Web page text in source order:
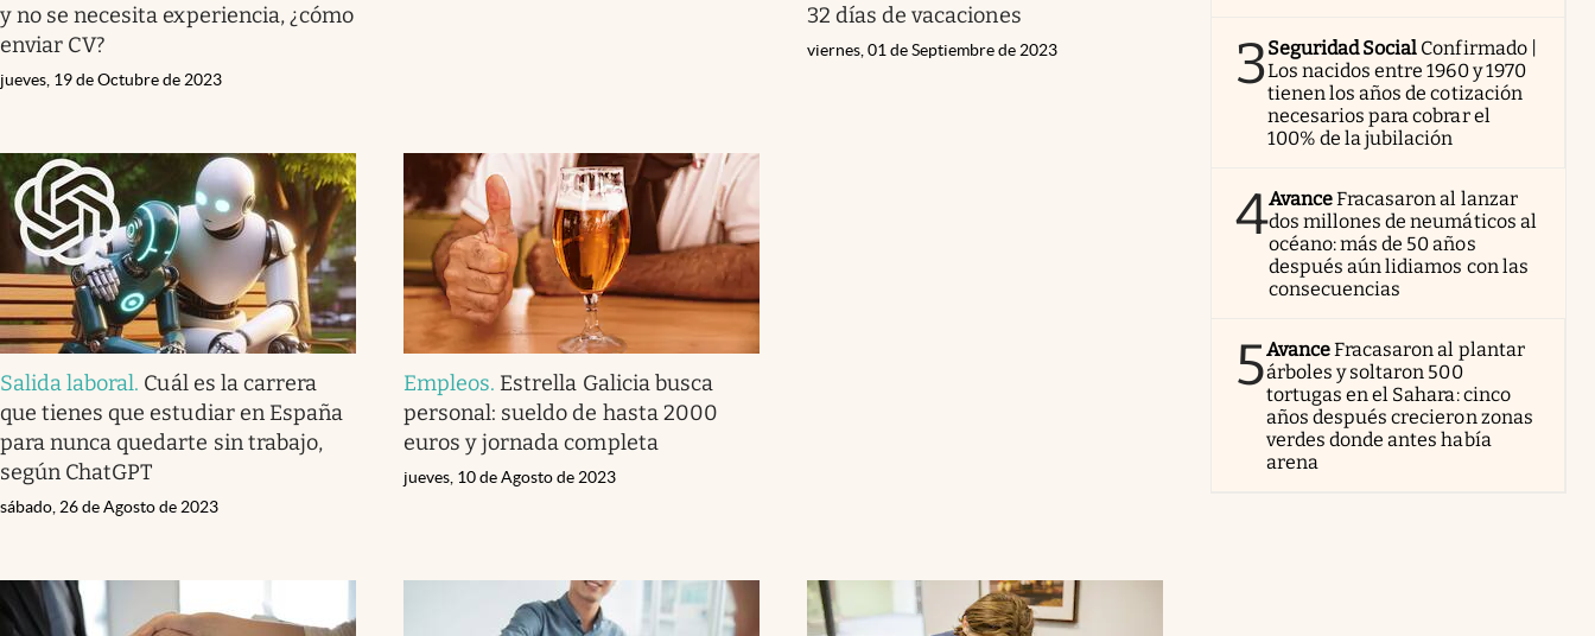
y no se necesita experiencia, ¿cómo
enviar CV?
jueves, 19 de Octubre de 2023
32 días de vacaciones
viernes, 01 de Septiembre de 2023
Salida laboral. Cuál es la carrera
que tienes que estudiar en España
para nunca quedarte sin trabajo,
según ChatGPT
sábado, 26 de Agosto de 2023
Empleos. Estrella Galicia busca
personal: sueldo de hasta 2000
euros y jornada completa
jueves, 10 de Agosto de 2023
3Seguridad Social Confirmado |
Los nacidos entre 1960 y 1970
tienen los años de cotización
necesarios para cobrar el
100% de la jubilación
4AvanceFracasaron al lanzar
dos millones de neumáticos al
océano: más de 50 años
después aún lidiamos con las
consecuencias
5AvanceFracasaron al plantar
árboles y soltaron 500
tortugas en el Sahara: cinco
años después crecieron zonas
verdes donde antes había
arena